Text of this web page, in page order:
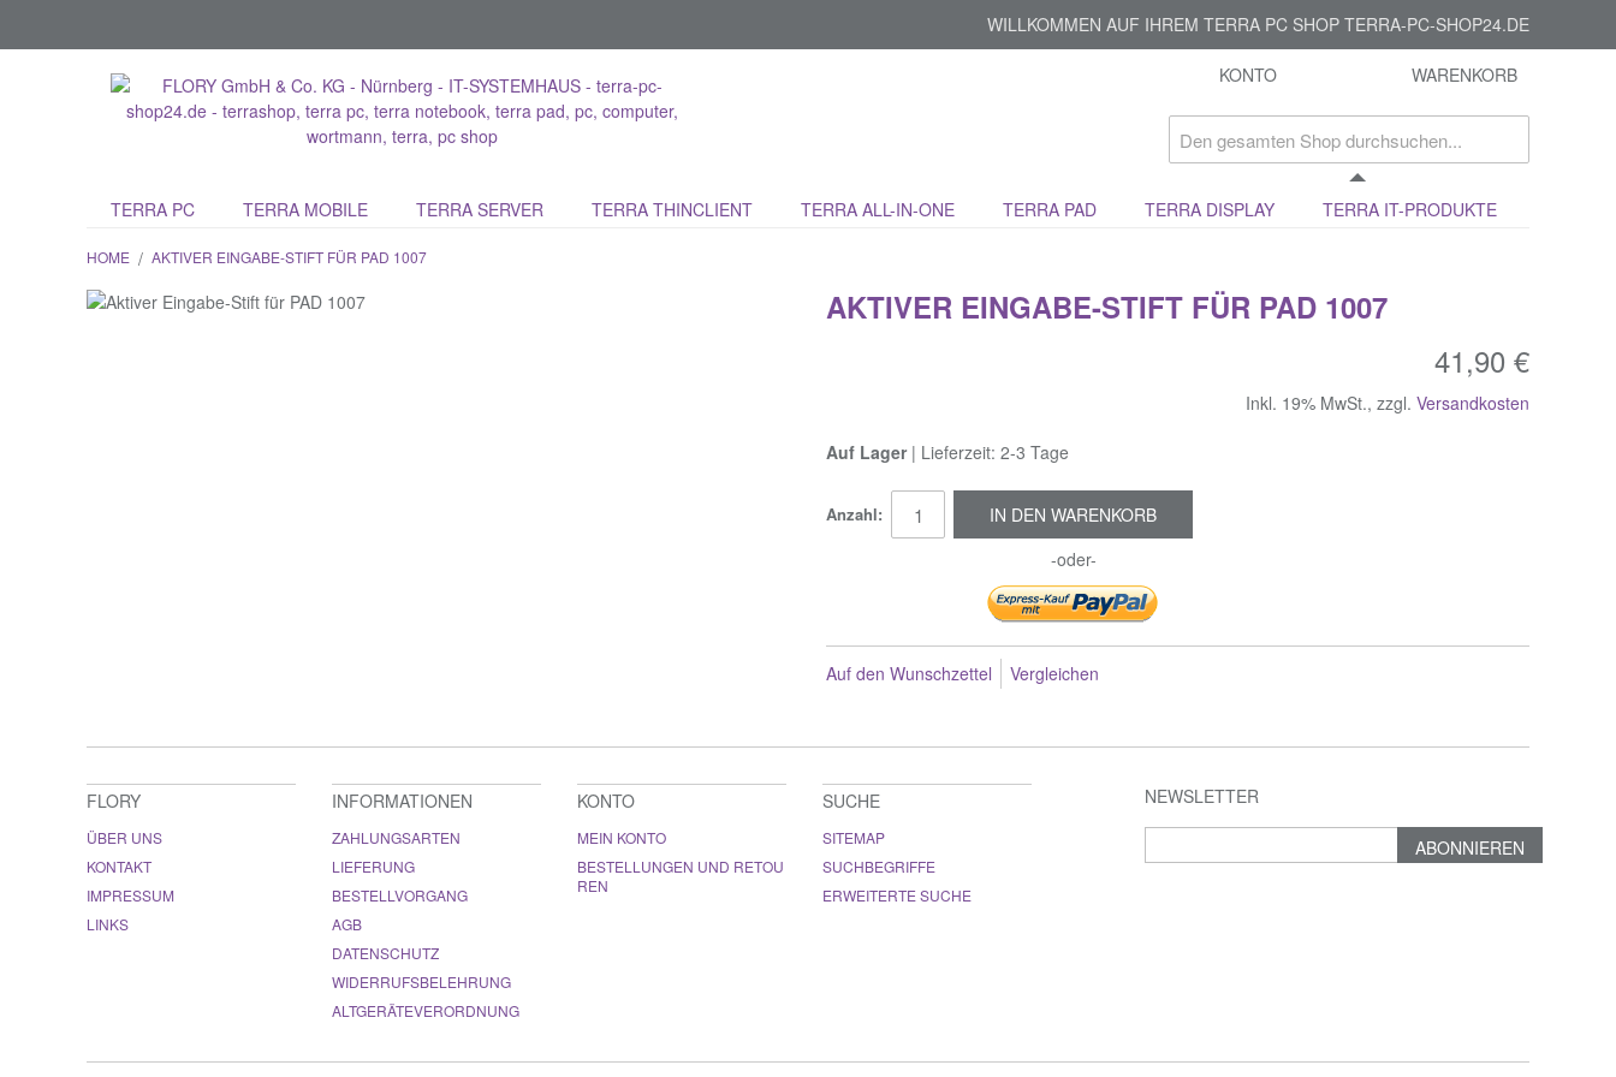
WILLKOMMEN AUF IHREM TERRA PC SHOP TERRA-PC-SHOP24.DE
KONTO WARENKORB
TERRA PC TERRA MOBILE TERRA SERVER TERRA THINCLIENT TERRA ALL-IN-ONE TERRA PAD TERRA DISPLAY TERRA IT-PRODUKTE
HOME / AKTIVER EINGABE-STIFT FÜR PAD 1007
AKTIVER EINGABE-STIFT FÜR PAD 1007
41,90 €
Inkl. 19% MwSt., zzgl. Versandkosten
Auf Lager| Lieferzeit: 2-3 Tage
Anzahl:
IN DEN WARENKORB
-oder-
Auf den Wunschzettel Vergleichen
NEWSLETTER
ABONNIEREN
FLORY
ÜBER UNS
KONTAKT
IMPRESSUM
LINKS
INFORMATIONEN
ZAHLUNGSARTEN
LIEFERUNG
BESTELLVORGANG
AGB
DATENSCHUTZ
WIDERRUFSBELEHRUNG
ALTGERÄTEVERORDNUNG
KONTO
MEIN KONTO
BESTELLUNGEN UND RETOU
REN
SUCHE
SITEMAP
SUCHBEGRIFFE
ERWEITERTE SUCHE